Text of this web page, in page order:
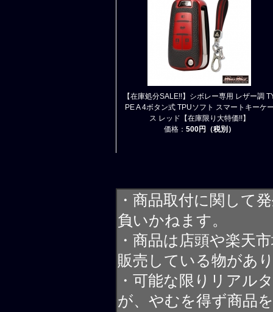
【在庫処分SALE!!】シボレー専用 レザー調
PE A 4ボタン式 TPUソフト スマートキーケ
ス レッド【在庫限り大特価!!】
価格： 500円（税別）
・商品取付に関して
負いかねます。
・商品は店頭や楽天
販売している物があ
・可能な限りリアル
が、やむを得ず商品